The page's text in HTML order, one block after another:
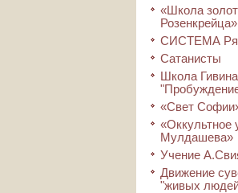
«Школа
Розенкрейца»
СИСТЕМА
Сатанисты
Школа Гивина
«Свет
«Оккультное
Мулдашева»
Учение
Движение
"живых